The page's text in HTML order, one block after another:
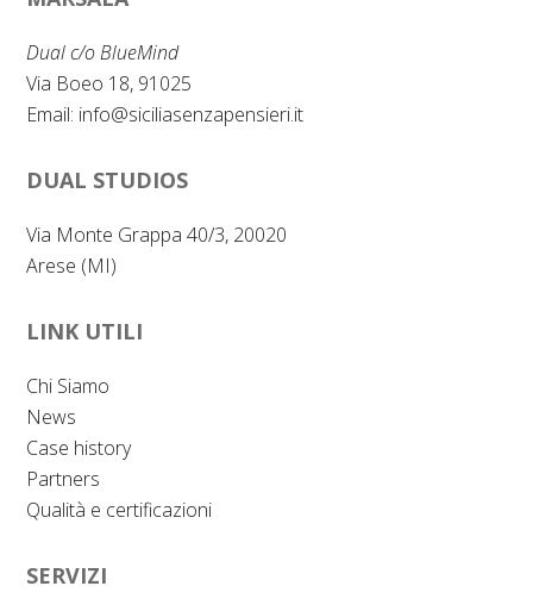
Dual c/o BlueMind
Via Boeo 18, 91025
Email: info@siciliasenzapensieri.it
DUAL STUDIOS
Via Monte Grappa 40/3, 20020
Arese (MI)
LINK UTILI
Chi Siamo
News
Case history
Partners
Qualità e certificazioni
SERVIZI